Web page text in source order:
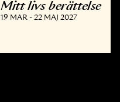
Mitt livs berättelse
19 MAR - 22 MAJ 2027